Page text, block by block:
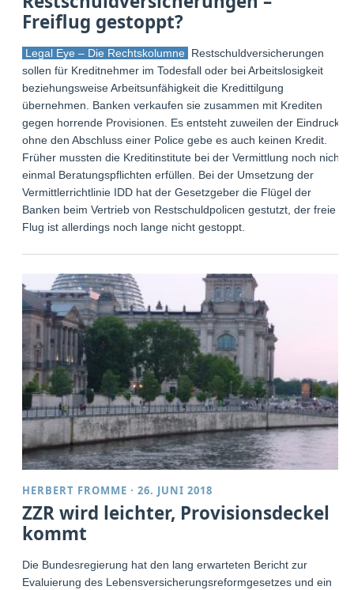
Freiflug gestoppt?
Legal Eye – Die Rechtskolumne
Restschuldversicherungen
sollen für Kreditnehmer im Todesfall oder bei Arbeitslosigkeit
beziehungsweise Arbeitsunfähigkeit die Kredittilgung
übernehmen. Banken verkaufen sie zusammen mit Krediten
gegen horrende Provisionen. Es entsteht zuweilen der Eindruck,
ohne den Abschluss einer Police gebe es auch keinen Kredit.
Früher mussten die Kreditinstitute bei der Vermittlung noch nicht
einmal Beratungspflichten erfüllen. Bei der Umsetzung der
Vermittlerrichtlinie IDD hat der Gesetzgeber die Flügel der
Banken beim Vertrieb von Restschuldpolicen gestutzt, der freie
Flug ist allerdings noch lange nicht gestoppt.
HERBERT FROMME ·26. JUNI 2018
ZZR wird leichter, Provisionsdeckel
kommt
Die Bundesregierung hat den lang erwarteten Bericht zur
Evaluierung des Lebensversicherungsreformgesetzes und ein